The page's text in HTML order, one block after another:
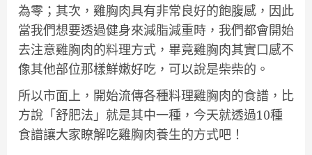
為零；其次，雞胸肉具有非常良好的飽腹感，因此
當我們想要透過健身來減脂減重時，我們都會開始
去注意雞胸肉的料理方式，畢竟雞胸肉其實口感不
像其他部位那樣鮮嫩好吃，可以說是柴柴的。
所以市面上，開始流傳各種料理雞胸肉的食譜，比
方說「舒肥法」就是其中一種，今天就透過10種
食譜讓大家瞭解吃雞胸肉養生的方式吧！